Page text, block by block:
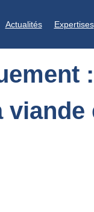
Actualités Expertises
de la viande et